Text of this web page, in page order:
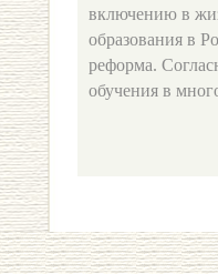
включению в
образования в
реформа.
обучения в